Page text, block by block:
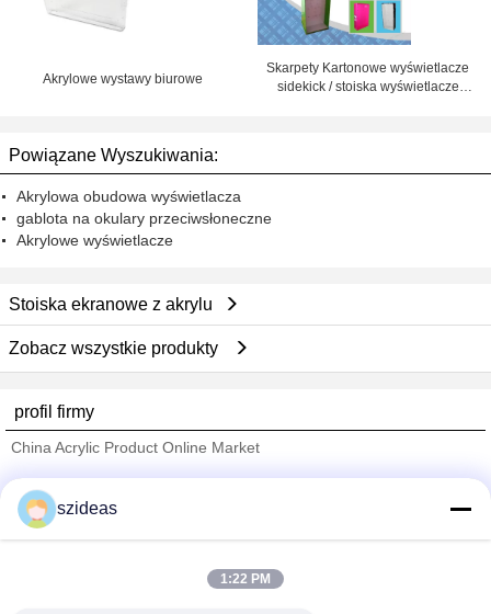
Akrylowe wystawy biurowe
Skarpety Kartonowe wyświetlacze
sidekick / stoiska wyświetlacze
Powiązane Wyszukiwania:
Akrylowa obudowa wyświetlacza
gablota na okulary przeciwsłoneczne
Akrylowe wyświetlacze
Stoiska ekranowe z akrylu
Zobacz wszystkie produkty
profil firmy
China Acrylic Product Online Market
Trust Seal
szideas
1:22 PM